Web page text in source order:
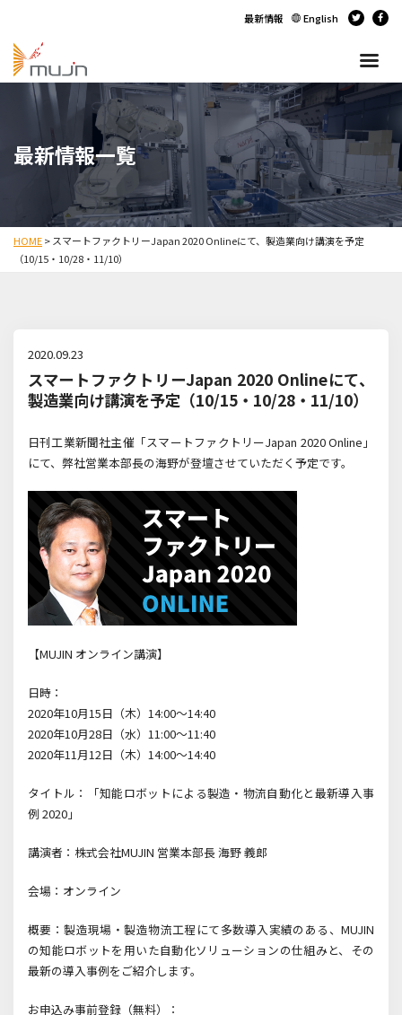
最新情報 English
最新情報一覧
HOME> スマートファクトリーJapan 2020 Onlineにて、製造業向け講演を予定
（10/15・10/28・11/10）
2020.09.23
スマートファクトリーJapan 2020 Onlineにて、
製造業向け講演を予定（10/15・10/28・11/10）
日刊工業新聞社主催「スマートファクトリーJapan 2020 Online」
にて、弊社営業本部長の海野が登壇させていただく予定です。
【MUJIN オンライン講演】
日時：
2020年10月15日（木）14:00～14:40
2020年10月28日（水）11:00～11:40
2020年11月12日（木）14:00～14:40
タイトル：「知能ロボットによる製造・物流自動化と最新導入事
例 2020」
講演者：株式会社MUJIN 営業本部長 海野 義郎
会場：オンライン
概要：製造現場・製造物流工程にて多数導入実績のある、MUJIN
の知能ロボットを用いた自動化ソリューションの仕組みと、その
最新の導入事例をご紹介します。
お申込み事前登録（無料）：